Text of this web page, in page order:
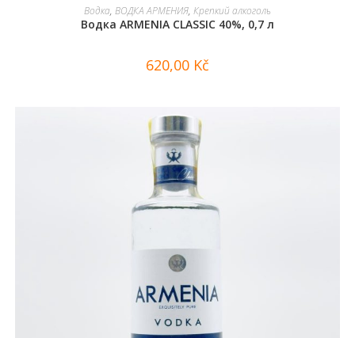
В КОРЗИНУ
Водка, ВОДКА АРМЕНИЯ, Крепкий алкоголь
Водка ARMENIA CLASSIC 40%, 0,7 л
620,00 Kč